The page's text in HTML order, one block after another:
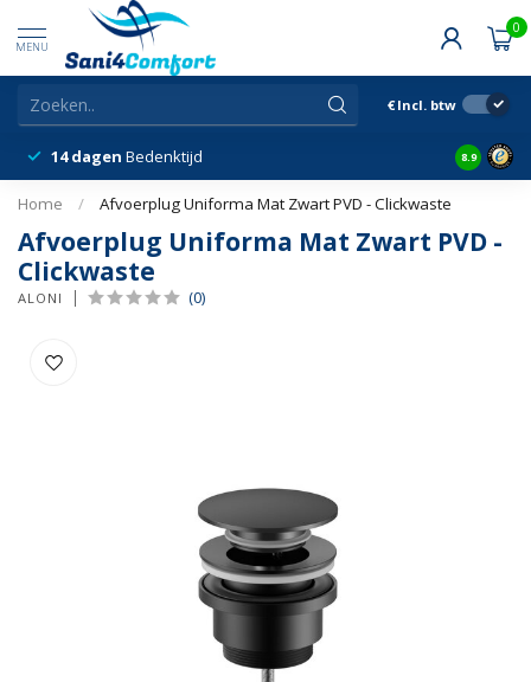
MENU
0
€ Incl. btw
14 dagen Bedenktijd Snelle
8.9
Home / Afvoerplug Uniforma Mat Zwart PVD - Clickwaste
Afvoerplug Uniforma Mat Zwart PVD -
Clickwaste
ALONI (0)